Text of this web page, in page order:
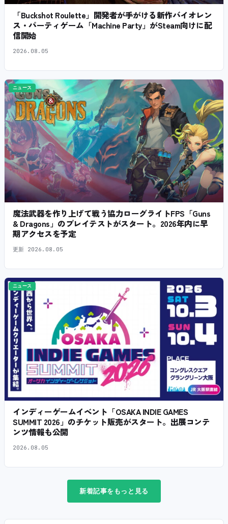
「Buckshot Roulette」開発者が手がける新作バイオレン
ス・パーティゲーム「Machine Party」がSteam向けに配
信開始
2026.08.05
ニュース
魔法武器を作り上げて戦う協力ローグライトFPS「Guns
& Dragons」のプレイテストがスタート。2026年内に早
期アクセスを予定
更新 2026.08.05
ニュース
インディーゲームイベント「OSAKA INDIE GAMES
SUMMIT 2026」のチケット販売がスタート。出展コンテ
ンツ情報も公開
2026.08.05
新着記事をもっと見る